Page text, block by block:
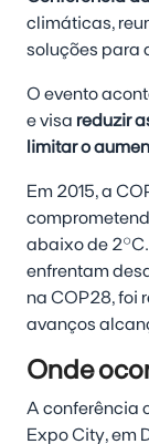
climáticas,
soluções para
O evento
e visa reduzir
limitar o
Em 2015, a
abaixo de
enfrentam
na COP28, foi
avanços
Onde
A conferência
Expo City, em